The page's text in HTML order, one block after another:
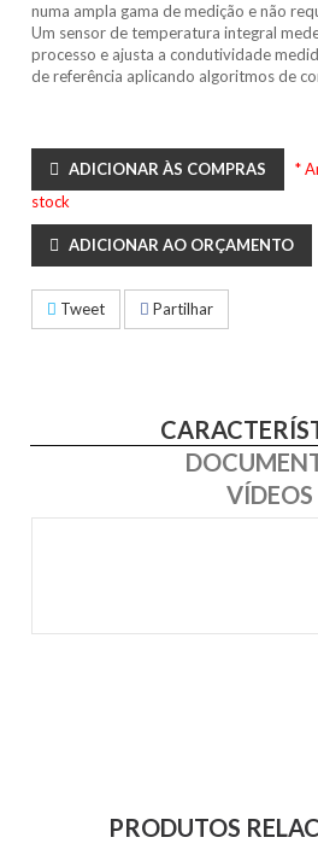
numa ampla gama de medição e não
Um sensor de temperatura integral
processo e ajusta a condutividade
de referência aplicando algoritmos de
ADICIONAR ÀS COMPRAS
*
stock
ADICIONAR AO ORÇAMENTO
Tweet Partilhar
VÍDEOS
PRODUTOS